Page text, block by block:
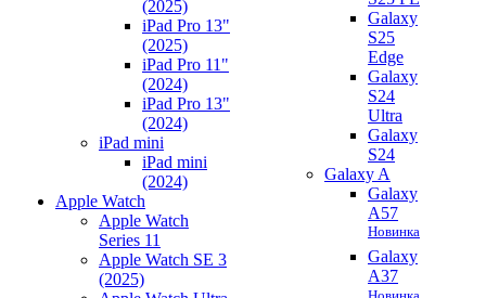
(2025)
iPad Pro 13"
(2025)
iPad Pro 11"
(2024)
iPad Pro 13"
(2024)
iPad mini
iPad mini
(2024)
Apple Watch
Apple Watch
Series 11
Apple Watch SE 3
(2025)
Galaxy
S25
Edge
Galaxy
S24
Ultra
Galaxy
S24
Galaxy A
Galaxy
A57
Новинка
Galaxy
A37
Новинка